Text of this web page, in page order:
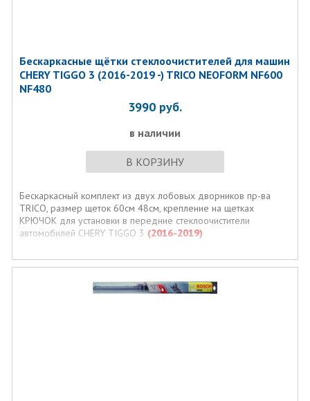
Бескаркасные щётки стеклоочистителей для машин
CHERY TIGGO 3 (2016-2019 -) TRICO NEOFORM NF600
NF480
3990 руб.
в наличии
В КОРЗИНУ
Бескаркасный комплект из двух лобовых дворников пр-ва
TRICO, размер щеток 60см 48см, крепление на щетках
КРЮЧОК для установки в передние стеклоочистители
автомобилей CHERY TIGGO 3 (2016-2019)